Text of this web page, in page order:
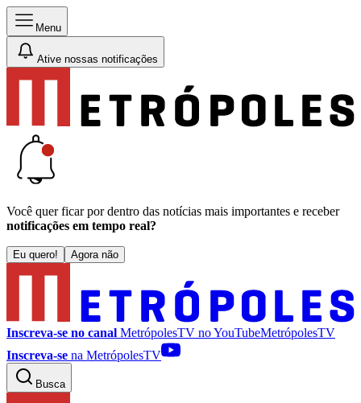
Menu
Ative nossas notificações
Você quer ficar por dentro das notícias mais importantes e receber
notificações em tempo real?
Eu quero! Agora não
Inscreva-se no canal MetrópolesTV noYouTubeMetrópolesTV
Inscreva-se na MetrópolesTV
Busca